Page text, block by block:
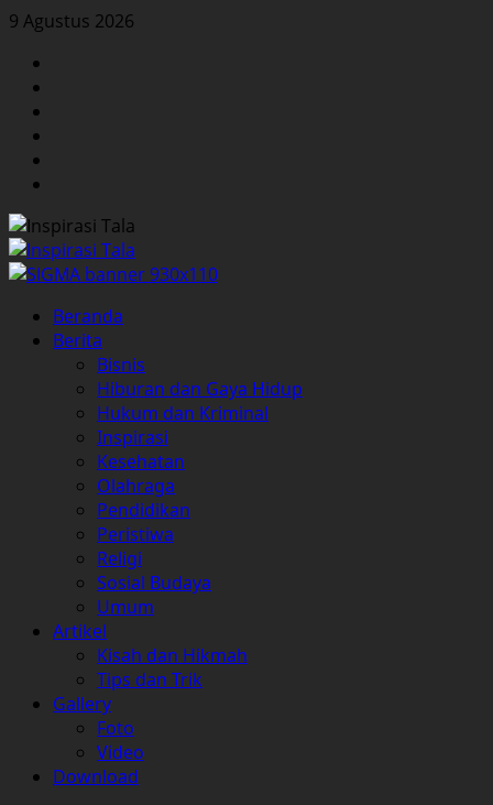
Skip
content
9 Agustus 2026
Primary
Menu
Beranda
Berita
Bisnis
Hiburan dan Gaya Hidup
Hukum dan Kriminal
Inspirasi
Kesehatan
Olahraga
Pendidikan
Peristiwa
Religi
Sosial Budaya
Umum
Artikel
Kisah dan Hikmah
Tips dan Trik
Gallery
Foto
Video
Download